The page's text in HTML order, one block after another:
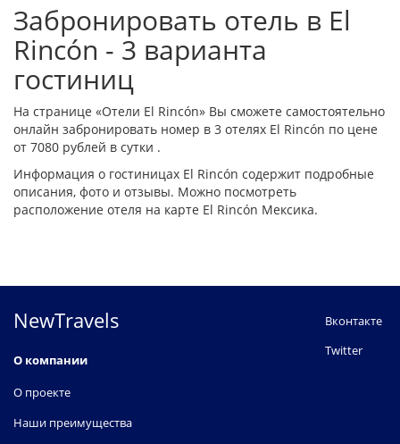
Забронировать отель в El
Rincón - 3 варианта
гостиниц
На странице «Отели El Rincón» Вы сможете самостоятельно
онлайн забронировать номер в 3 отелях El Rincón по цене
от 7080 рублей в сутки .
Информация о гостиницах El Rincón содержит подробные
описания, фото и отзывы. Можно посмотреть
расположение отеля на карте El Rincón Мексика.
NewTravels
О компании
О проекте
Наши преимущества
Вконтакте
Twitter